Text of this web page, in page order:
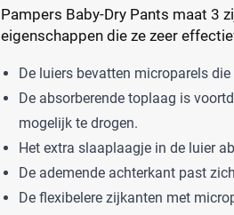
Pampers Baby-Dry Pants maat 3
eigenschappen die ze zeer
De luiers bevatten microparels
De absorberende toplaag is
mogelijk te drogen.
Het extra slaaplaagje in de luier
De ademende achterkant past
De flexibelere zijkanten met